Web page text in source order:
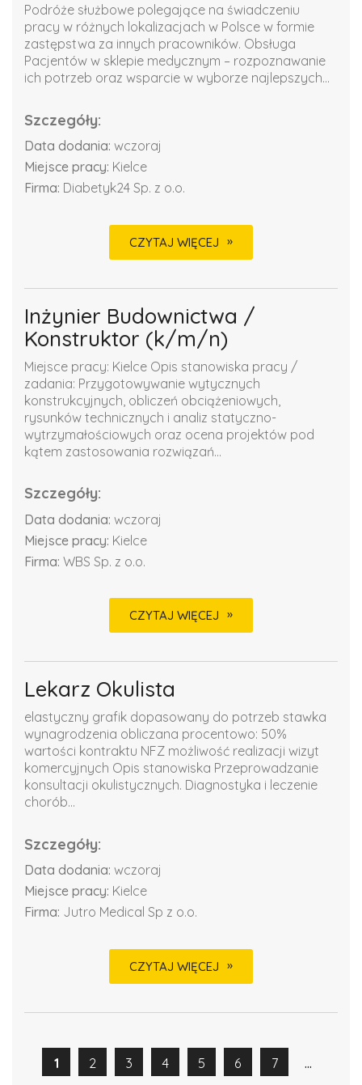
Podróże służbowe polegające na świadczeniu
pracy w różnych lokalizacjach w Polsce w formie
zastępstwa za innych pracowników. Obsługa
Pacjentów w sklepie medycznym – rozpoznawanie
ich potrzeb oraz wsparcie w wyborze najlepszych...
Szczegóły:
Data dodania: wczoraj
Miejsce pracy: Kielce
Firma: Diabetyk24 Sp. z o.o.
CZYTAJ WIĘCEJ
Inżynier Budownictwa /
Konstruktor (k/m/n)
Miejsce pracy: Kielce Opis stanowiska pracy /
zadania: Przygotowywanie wytycznych
konstrukcyjnych, obliczeń obciążeniowych,
rysunków technicznych i analiz statyczno-
wytrzymałościowych oraz ocena projektów pod
kątem zastosowania rozwiązań...
Szczegóły:
Data dodania: wczoraj
Miejsce pracy: Kielce
Firma: WBS Sp. z o.o.
CZYTAJ WIĘCEJ
Lekarz Okulista
elastyczny grafik dopasowany do potrzeb stawka
wynagrodzenia obliczana procentowo: 50%
wartości kontraktu NFZ możliwość realizacji wizyt
komercyjnych Opis stanowiska Przeprowadzanie
konsultacji okulistycznych. Diagnostyka i leczenie
chorób...
Szczegóły:
Data dodania: wczoraj
Miejsce pracy: Kielce
Firma: Jutro Medical Sp z o.o.
CZYTAJ WIĘCEJ
1 2 3 4 5 6 7 ...